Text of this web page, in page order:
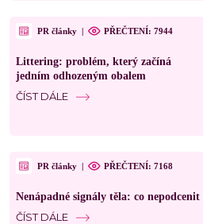
PR články | PŘEČTENÍ: 7944
Littering: problém, který začíná
jedním odhozeným obalem
ČÍST DÁLE
PR články | PŘEČTENÍ: 7168
Nenápadné signály těla: co nepodcenit
ČÍST DÁLE